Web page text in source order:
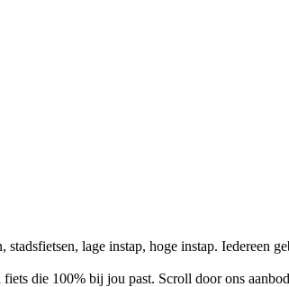
lage instap, hoge instap.
die 100% bij jou past. Scroll door ons